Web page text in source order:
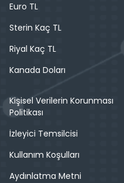
Euro TL
Sterin Kaç TL
Riyal Kaç TL
Kanada Doları
Kişisel Verilerin Korunması
Politikası
İzleyici Temsilcisi
Kullanım Koşulları
Aydınlatma Metni